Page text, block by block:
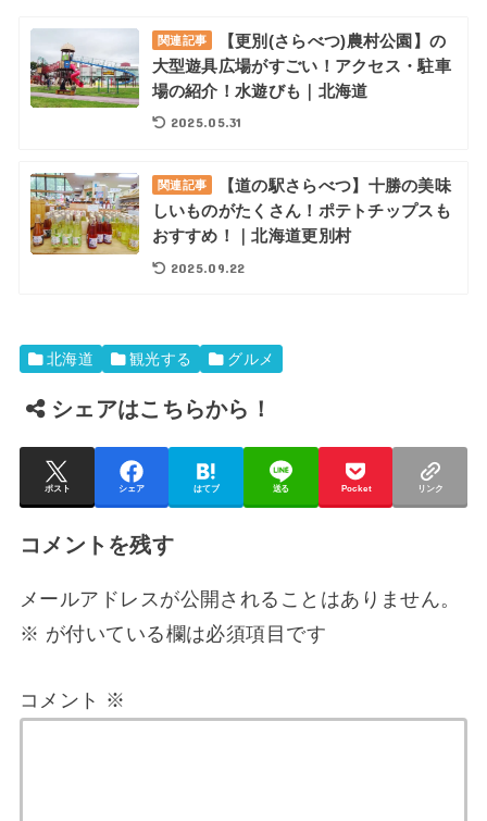
関連記事
【更別(さらべつ)農村公園】の
大型遊具広場がすごい！アクセス・駐車
場の紹介！水遊びも｜北海道
2025.05.31
関連記事
【道の駅さらべつ】十勝の美味
しいものがたくさん！ポテトチップスも
おすすめ！｜北海道更別村
2025.09.22
北海道 観光する グルメ
シェアはこちらから！
ポスト シェア はてブ 送る Pocket リンク
コメントを残す
メールアドレスが公開されることはありません。
※ が付いている欄は必須項目です
コメント ※